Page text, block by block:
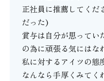
正社員に推薦してくだ
だった)
賞与は自分が思ってい
の為に頑張る気にはな
私に対するアイツの態
なんなら手厚くみてく